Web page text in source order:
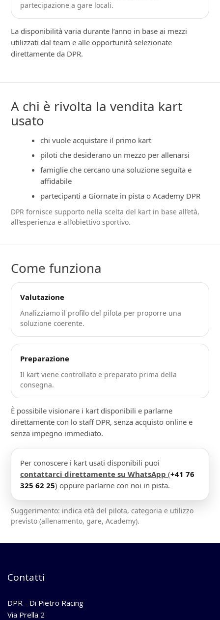
partecipazione a gare locali.
La disponibilità varia durante l’anno in base ai mezzi
utilizzati dal team e alle opportunità selezionate
direttamente da DPR.
A chi è rivolta la vendita kart
usato
chi vuole acquistare il primo kart
piloti che desiderano un mezzo per allenarsi
famiglie che cercano una soluzione seguita e
affidabile
partecipanti a Giornate in pista o Academy DPR
DPR fornisce supporto nella scelta del kart in base all’età,
all’esperienza e all’obiettivo sportivo.
Come funziona
Valutazione
Analizziamo il profilo del pilota per proporre una
soluzione coerente.
Preparazione
Il kart viene controllato e preparato prima della
consegna.
È possibile visionare i kart disponibili e parlarne
direttamente con lo staff DPR, senza acquisto online e
senza impegno immediato.
Per conoscere i kart usati disponibili puoi
contattarci direttamente su WhatsApp (+41 76
325 62 25) oppure parlarne con noi in pista.
Suggerimento: indica età del pilota, categoria e utilizzo
previsto (allenamento, gare, Academy).
Contatti
DPR - Di Pietro Racing
Via Prella 2